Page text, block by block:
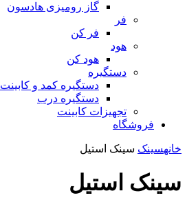
گاز رومیزی هادسون
فر
فر کن
هود
هود کن
دستگیره
دستگیره کمد و کابینت
دستگیره درب
تجهیزات کابینت
فروشگاه
خانهسینک سینک استیل
سینک استیل